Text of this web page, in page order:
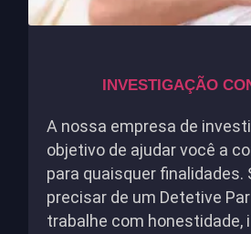
INVESTIGAÇÃO
A nossa empresa de
objetivo de ajudar você a
para quaisquer finalidades.
precisar de um Detetive
trabalhe com honestidade,